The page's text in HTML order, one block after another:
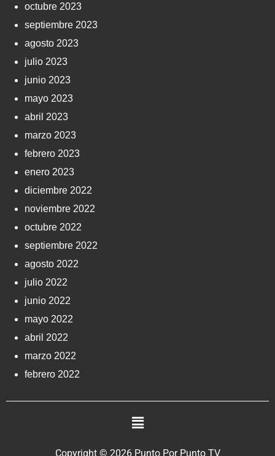
octubre 2023
septiembre 2023
agosto 2023
julio 2023
junio 2023
mayo 2023
abril 2023
marzo 2023
febrero 2023
enero 2023
diciembre 2022
noviembre 2022
octubre 2022
septiembre 2022
agosto 2022
julio 2022
junio 2022
mayo 2022
abril 2022
marzo 2022
febrero 2022
Copyright © 2026 Punto Por Punto TV